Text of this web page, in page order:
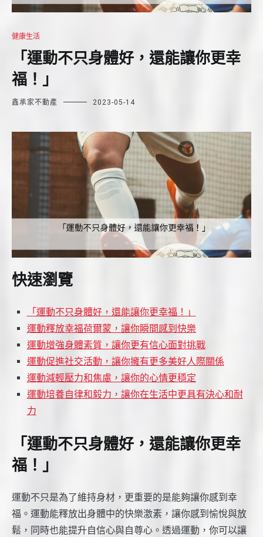
健康生活
「運動不只身體好，還能讓你更幸
福！」
鑫承家不動產 2023-05-14
快速瀏覽
「運動不只身體好，還能讓你更幸福！」
運動釋放幸福荷爾蒙，讓你瞬間感到快樂
運動增強身體素質，讓你更有信心面對挑戰
運動促進社交活動，讓你擁有更多美好人際關係
運動減輕壓力和焦慮，讓你的心情更穩定
運動培養自律和毅力，讓你在生活中更具有決心和耐
力
「運動不只身體好，還能讓你更幸
福！」
運動不只是為了維持身材，更重要的是能夠讓你感到幸
福。運動能釋放出身體中的快樂激素，讓你感到愉悅與放
鬆，同時也能提升自信心與自尊心。透過運動，你可以讓